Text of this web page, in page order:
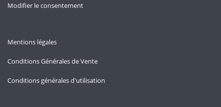
Modifier le consentement
Mentions légales
Conditions Générales de Vente
Conditions générales d'utilisation